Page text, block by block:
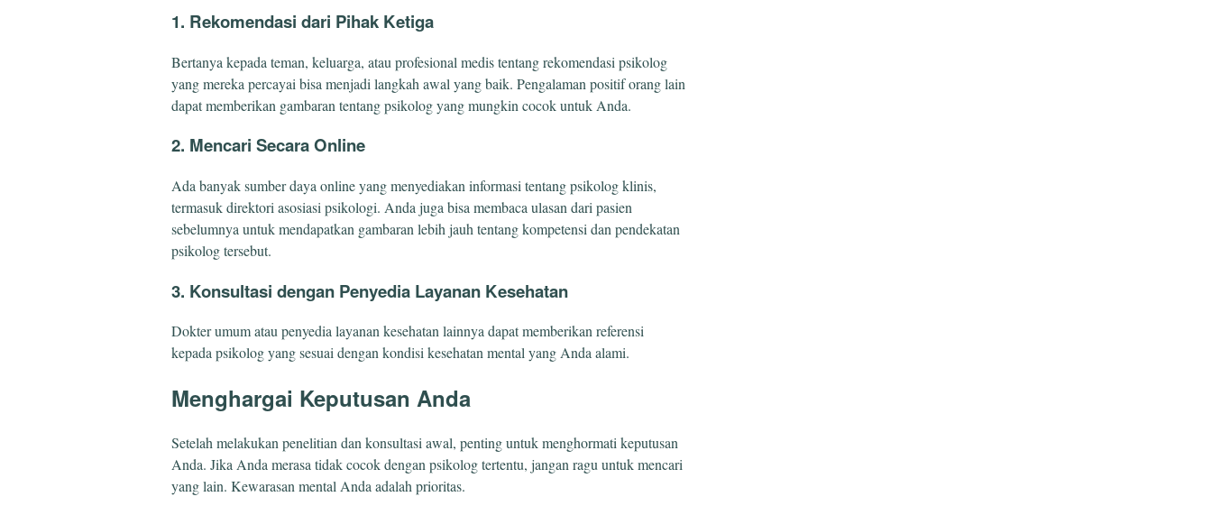
1. Rekomendasi dari Pihak Ketiga
Bertanya kepada teman, keluarga, atau profesional medis tentang rekomendasi psikolog
yang mereka percayai bisa menjadi langkah awal yang baik. Pengalaman positif orang lain
dapat memberikan gambaran tentang psikolog yang mungkin cocok untuk Anda.
2. Mencari Secara Online
Ada banyak sumber daya online yang menyediakan informasi tentang psikolog klinis,
termasuk direktori asosiasi psikologi. Anda juga bisa membaca ulasan dari pasien
sebelumnya untuk mendapatkan gambaran lebih jauh tentang kompetensi dan pendekatan
psikolog tersebut.
3. Konsultasi dengan Penyedia Layanan Kesehatan
Dokter umum atau penyedia layanan kesehatan lainnya dapat memberikan referensi
kepada psikolog yang sesuai dengan kondisi kesehatan mental yang Anda alami.
Menghargai Keputusan Anda
Setelah melakukan penelitian dan konsultasi awal, penting untuk menghormati keputusan
Anda. Jika Anda merasa tidak cocok dengan psikolog tertentu, jangan ragu untuk mencari
yang lain. Kewarasan mental Anda adalah prioritas.